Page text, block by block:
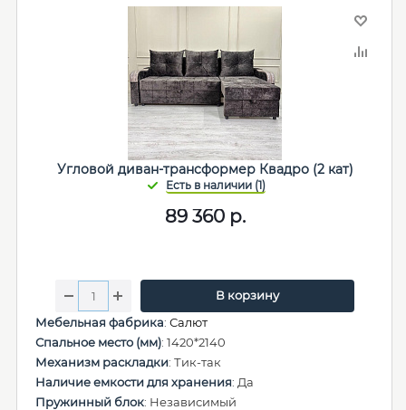
Угловой диван-трансформер Квадро (2 кат)
89 360р.
В корзину
Мебельная фабрика: Салют
Спальное место (мм): 1420*2140
Механизм раскладки: Тик-так
Наличие емкости для хранения: Да
Пружинный блок: Независимый